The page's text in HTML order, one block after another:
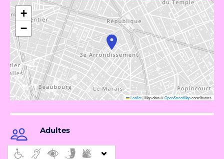
+
−
Leaflet|Map data ©OpenStreetMapcontributors
Adultes